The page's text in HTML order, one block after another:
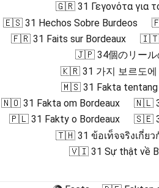
🇬🇷 31 Γεγονότα για
🇪🇸 31 Hechos Sobre Burdeos
🇫🇷 31 Faits sur Bordeaux
🇮🇹
🇯🇵 34個のリール
🇰🇷 31 가지 보르도에
🇲🇸 31 Fakta tentang
🇳🇴 31 Fakta om Bordeaux
🇳🇱
🇵🇱 31 Fakty o Bordeaux
🇸🇪
🇹🇭 31 ข้อเท็จจริงเกี่ยว
🇻🇮 31 Sự thật về